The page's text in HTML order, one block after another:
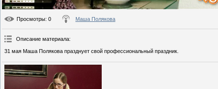
Просмотры: 0 Маша Полякова
Описание материала:
31 мая Маша Полякова празднует свой профессиональный праздник.